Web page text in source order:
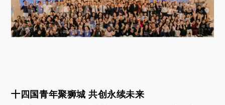
十四国青年聚狮城 共创永续未来